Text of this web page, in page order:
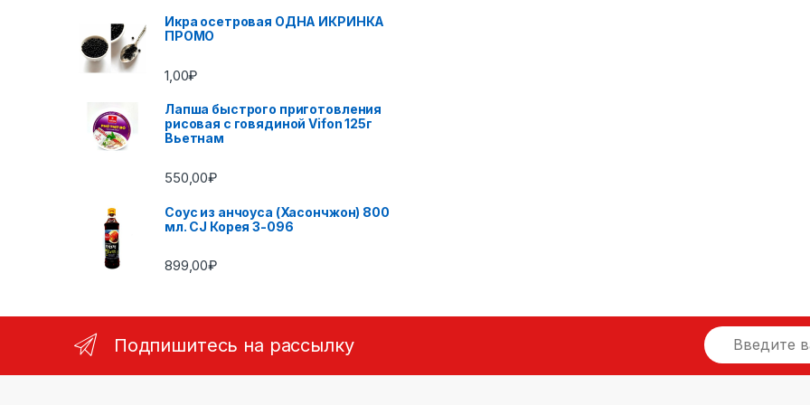
Икра осетровая ОДНА ИКРИНКА
ПРОМО
1,00₽
Лапша быстрого приготовления
рисовая с говядиной Vifon 125г
Вьетнам
550,00₽
Соус из анчоуса (Хасончжон) 800
мл. CJ Корея 3-096
899,00₽
Подпишитесь на рассылку